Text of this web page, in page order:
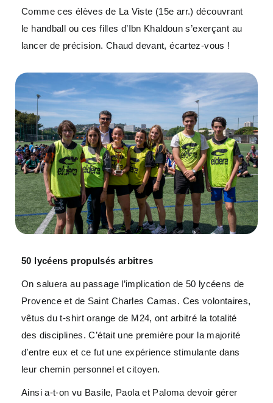
Comme ces élèves de La Viste (15e arr.) découvrant
le handball ou ces filles d’Ibn Khaldoun s’exerçant au
lancer de précision. Chaud devant, écartez-vous !
50 lycéens propulsés arbitres
On saluera au passage l’implication de 50 lycéens de
Provence et de Saint Charles Camas. Ces volontaires,
vêtus du t-shirt orange de M24, ont arbitré la totalité
des disciplines. C’était une première pour la majorité
d’entre eux et ce fut une expérience stimulante dans
leur chemin personnel et citoyen.
Ainsi a-t-on vu Basile, Paola et Paloma devoir gérer